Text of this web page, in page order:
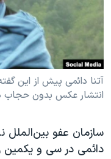
فرهنگ و زندگی
حقوق شهروندی
اقتصادی
علم و فناوری
اسرائیل در جنگ
انتخابات ریاست جمهوری
حمله جمهوری اسلامی
رمز مهسا
ورزش زنان در ایران
مجموعه مستندهای
دنبال کنید
زبانهای مختلف
آتنا دائمی پیش از این
انتشار عکس بدون
سازمان عفو
دائمی در سی و یکمین